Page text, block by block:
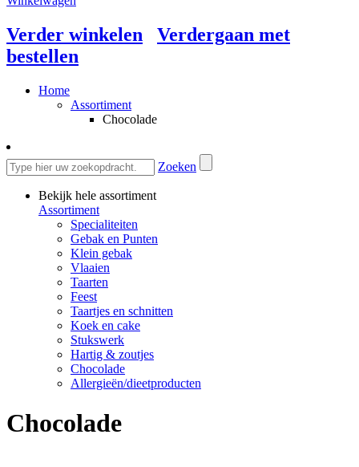
Verder winkelen
Verdergaan met
bestellen
Home
Assortiment
Chocolade
Zoeken
Bekijk hele assortiment
Assortiment
Specialiteiten
Gebak en Punten
Klein gebak
Vlaaien
Taarten
Feest
Taartjes en schnitten
Koek en cake
Stukswerk
Hartig & zoutjes
Chocolade
Allergieën/dieetproducten
Chocolade